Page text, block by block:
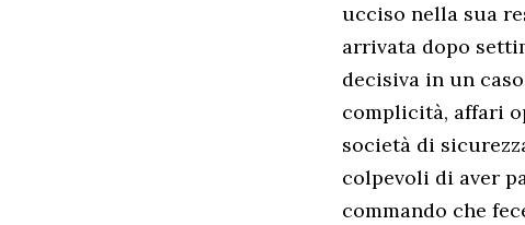
ucciso nella sua
arrivata dopo
decisiva in un
complicità, affari
società di
colpevoli di aver
commando che